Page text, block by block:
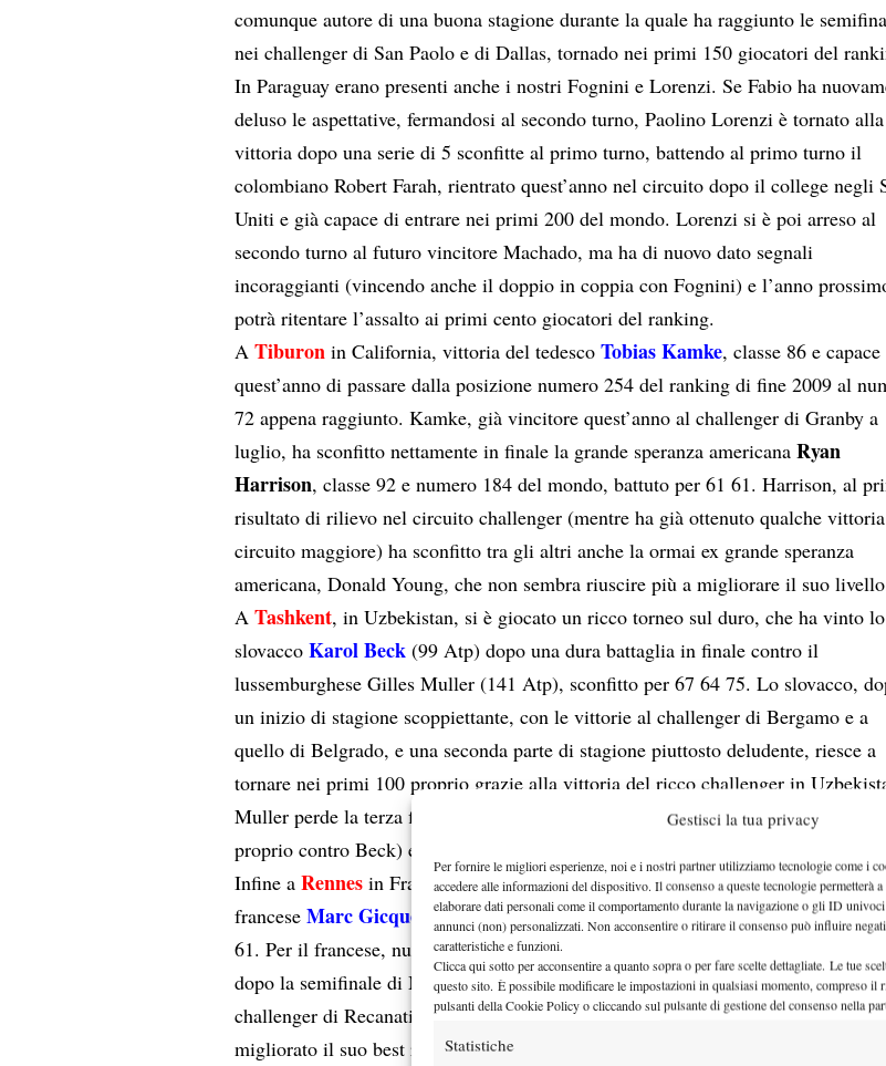
Gestisci la tua privacy
Per fornire le migliori esperienze, noi e i nostri partner utilizziamo tecnologie come i
accedere alle informazioni del dispositivo. Il consenso a queste tecnologie permetterà
elaborare dati personali come il comportamento durante la navigazione o gli ID
annunci (non) personalizzati. Non acconsentire o ritirare il consenso può influire
caratteristiche e funzioni.
Clicca qui sotto per acconsentire a quanto sopra o per fare scelte dettagliate. Le tue
questo sito. È possibile modificare le impostazioni in qualsiasi momento, compreso il
pulsanti della Cookie Policy o cliccando sul pulsante di gestione del consenso nella
Statistiche
comunque autore di una buona stagione durante la quale ha raggiunto le
nei challenger di San Paolo e di Dallas, tornado nei primi 150 giocatori del
In Paraguay erano presenti anche i nostri Fognini e Lorenzi. Se Fabio ha
deluso le aspettative, fermandosi al secondo turno, Paolino Lorenzi è tornato alla
vittoria dopo una serie di 5 sconfitte al primo turno, battendo al primo turno il
colombiano Robert Farah, rientrato quest’anno nel circuito dopo il college negli
Uniti e già capace di entrare nei primi 200 del mondo. Lorenzi si è poi arreso al
secondo turno al futuro vincitore Machado, ma ha di nuovo dato segnali
incoraggianti (vincendo anche il doppio in coppia con Fognini) e l’anno
potrà ritentare l’assalto ai primi cento giocatori del ranking.
ATiburon in California, vittoria del tedesco Tobias Kamke, classe 86 e capace
quest’anno di passare dalla posizione numero 254 del ranking di fine 2009 al
72 appena raggiunto. Kamke, già vincitore quest’anno al challenger di Granby a
luglio, ha sconfitto nettamente in finale la grande speranza americanaRyan
Harrison, classe 92 e numero 184 del mondo, battuto per 61 61. Harrison, al
risultato di rilievo nel circuito challenger (mentre ha già ottenuto qualche
circuito maggiore) ha sconfitto tra gli altri anche la ormai ex grande speranza
americana, Donald Young, che non sembra riuscire più a migliorare il suo
ATashkent, in Uzbekistan, si è giocato un ricco torneo sul duro, che ha vinto lo
slovaccoKarol Beck (99 Atp) dopo una dura battaglia in finale contro il
lussemburghese Gilles Muller (141 Atp), sconfitto per 67 64 75. Lo slovacco,
un inizio di stagione scoppiettante, con le vittorie al challenger di Bergamo e a
quello di Belgrado, e una seconda parte di stagione piuttosto deludente, riesce a
tornare nei primi 100 proprio grazie alla vittoria del ricco challenger in
Muller perde la terza finale challenger dell’anno dopo quella di Bergamo (persa
proprio contro Beck) e quella di Cherbourg.
Infine aRennes in Francia, nell’unico challenger disputato in Europa, vittoria
franceseMarc Gicquel
(136 Atp) sullo svizzero Stephane Bohli (113 Atp) per
61. Per il francese, numero 58 del mondo a fine 2009, seconda settimana positiva
dopo la semifinale di Mons della settimana scorsa, mentre Bohli, vincitore del
challenger di Recanati a luglio, sta vivendo a 27 anni la sua miglior stagione,ha
migliorato il suo best ranking e punta decisamente a raggiungere i top 100. Buona